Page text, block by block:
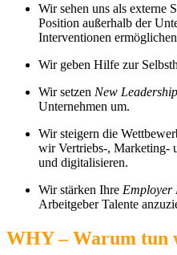
Wir sehen uns als externe
Position außerhalb der
Interventionen
Wir geben Hilfe zur
Wir setzen New Leadership
Unternehmen um.
Wir steigern die
wir Vertriebs-, Marketing-
und digitalisieren.
Wir stärken Ihre Employer
Arbeitgeber Talente
WHY – Warum tun